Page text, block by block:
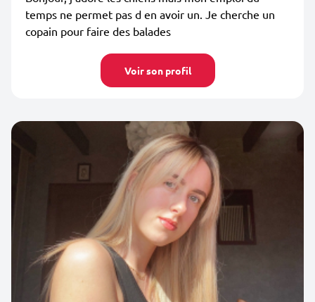
temps ne permet pas d en avoir un. Je cherche un
copain pour faire des balades
Voir son profil